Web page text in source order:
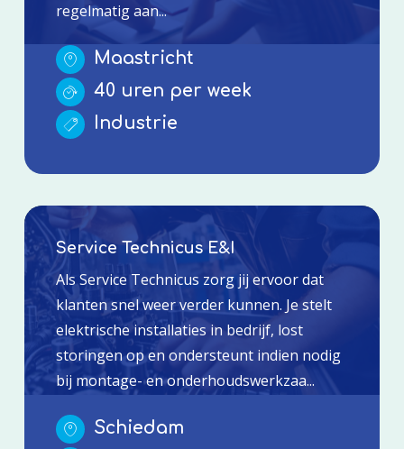
regelmatig aan...
Maastricht
40 uren per week
Industrie
Service Technicus E&I
Als Service Technicus zorg jij ervoor dat
klanten snel weer verder kunnen. Je stelt
elektrische installaties in bedrijf, lost
storingen op en ondersteunt indien nodig
bij montage- en onderhoudswerkzaa...
Schiedam